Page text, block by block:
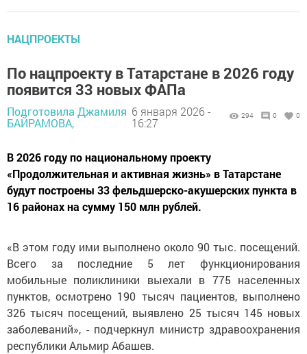
НАЦПРОЕКТЫ
По нацпроекту в Татарстане в 2026 году
появится 33 новых ФАПа
Подготовила Джамиля
БАЙРАМОВА,
6 января 2026 -
16:27
294 0 0
В 2026 году по национальному проекту
«Продолжительная и активная жизнь» в Татарстане
будут построены 33 фельдшерско-акушерских пункта в
16 районах на сумму 150 млн рублей.
«В этом году ими выполнено около 90 тыс. посещений.
Всего за последние 5 лет функционирования
мобильные поликлиники выехали в 775 населенных
пунктов, осмотрено 190 тысяч пациентов, выполнено
326 тысяч посещений, выявлено 25 тысяч 145 новых
заболеваний», - подчеркнул министр здравоохранения
республики Альмир Абашев.